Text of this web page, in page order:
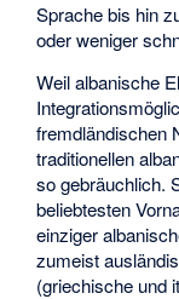
Sprache bis hin
oder weniger
Weil albanische
fremdländischen
traditionellen
so gebräuchlich.
beliebtesten
einziger
zumeist
(griechische und